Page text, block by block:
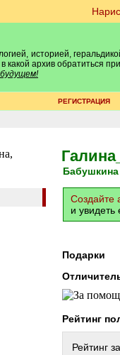
историей,
архив обратиться
РЕГИСТРАЦИЯ
Создайте
и увидеть
Подарки
Рейтинг
Рейтинг